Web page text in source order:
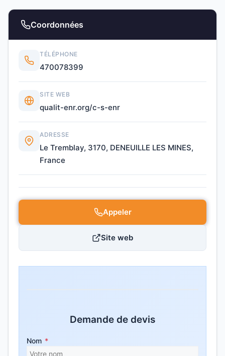
Coordonnées
TÉLÉPHONE
470078399
SITE WEB
qualit-enr.org/c-s-enr
ADRESSE
Le Tremblay, 3170, DENEUILLE LES MINES,
France
Appeler
Site web
Demande de devis
Nom *